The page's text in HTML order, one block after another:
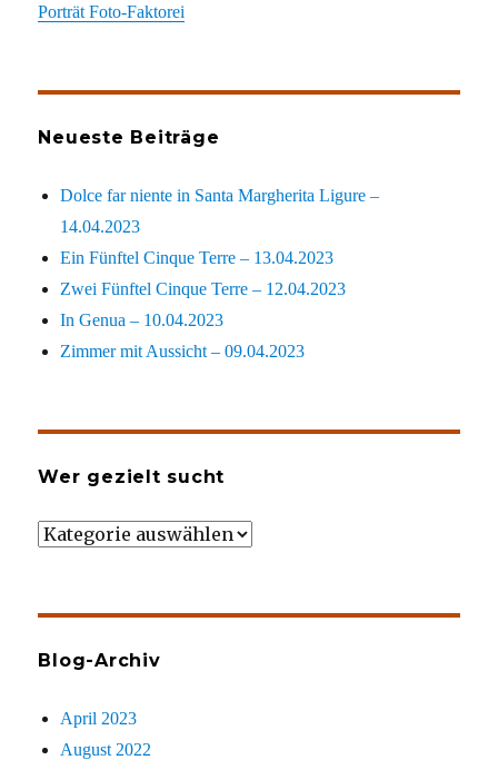
Porträt Foto-Faktorei
Neueste Beiträge
Dolce far niente in Santa Margherita Ligure –
14.04.2023
Ein Fünftel Cinque Terre – 13.04.2023
Zwei Fünftel Cinque Terre – 12.04.2023
In Genua – 10.04.2023
Zimmer mit Aussicht – 09.04.2023
Wer gezielt sucht
Wer
Blog-Archiv
April 2023
August 2022